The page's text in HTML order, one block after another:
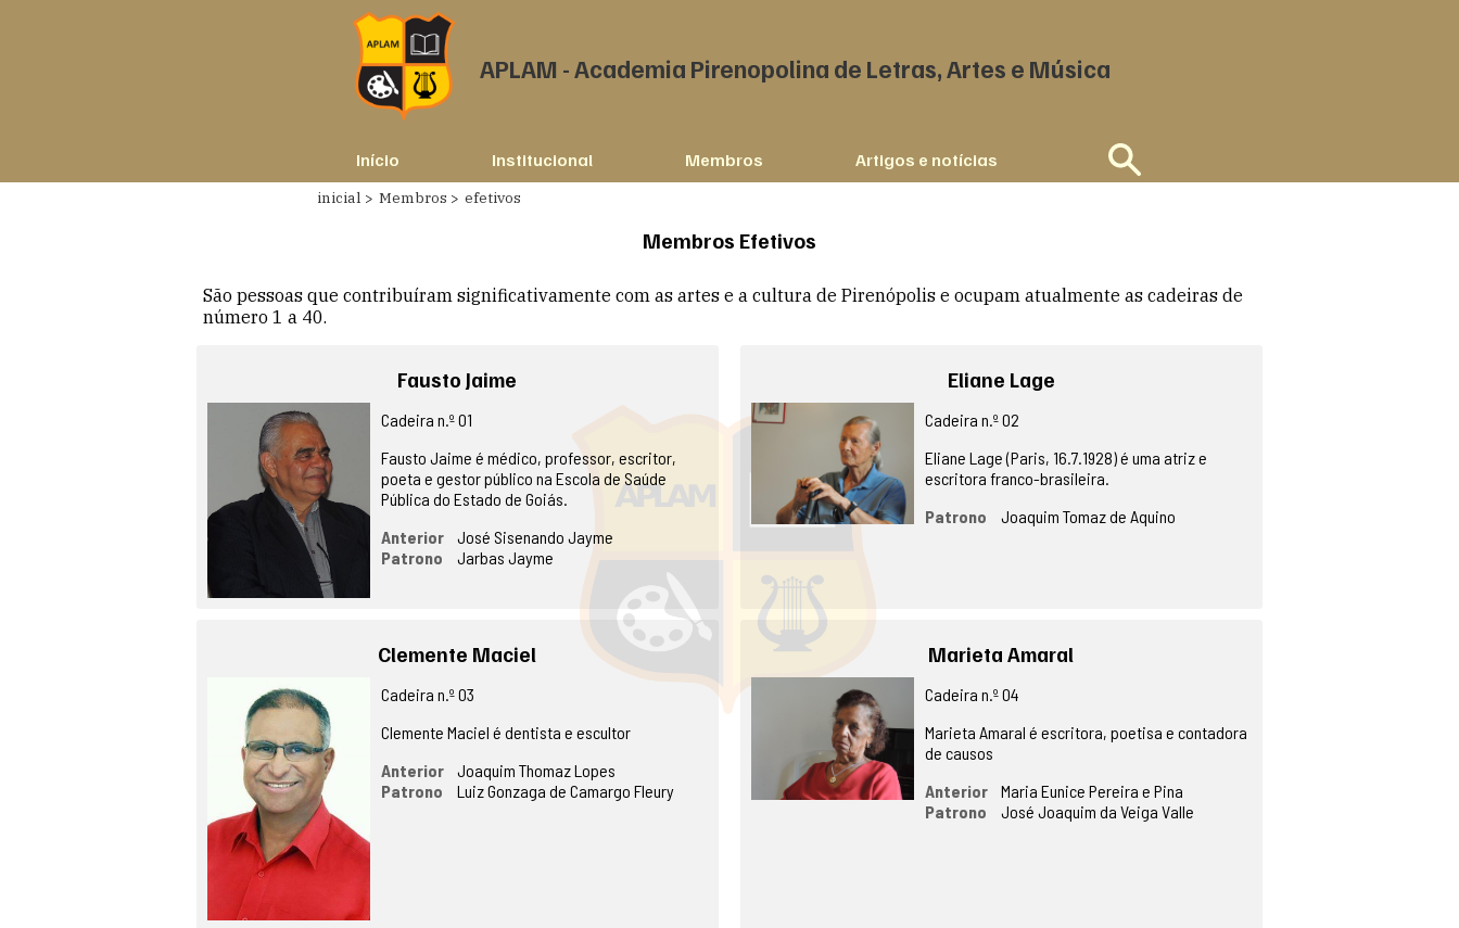
APLAM - Academia Pirenopolina de Letras, Artes e Música
Início Institucional Membros Artigos e notícias
inicial Membros efetivos
Membros Efetivos
São pessoas que contribuíram significativamente com as artes e a cultura de Pirenópolis e ocupam atualmente as cadeiras de
número 1 a 40.
Fausto Jaime
Cadeira n.º 01
Fausto Jaime é médico, professor, escritor,
poeta e gestor público na Escola de Saúde
Pública do Estado de Goiás.
Anterior
José Sisenando Jayme
Patrono
Jarbas Jayme
Eliane Lage
Cadeira n.º 02
Eliane Lage (Paris, 16.7.1928) é uma atriz e
escritora franco-brasileira.
Patrono
Joaquim Tomaz de Aquino
Clemente Maciel
Cadeira n.º 03
Clemente Maciel é dentista e escultor
Anterior
Joaquim Thomaz Lopes
Patrono
Luiz Gonzaga de Camargo Fleury
Marieta Amaral
Cadeira n.º 04
Marieta Amaral é escritora, poetisa e contadora
de causos
Anterior
Maria Eunice Pereira e Pina
Patrono
José Joaquim da Veiga Valle